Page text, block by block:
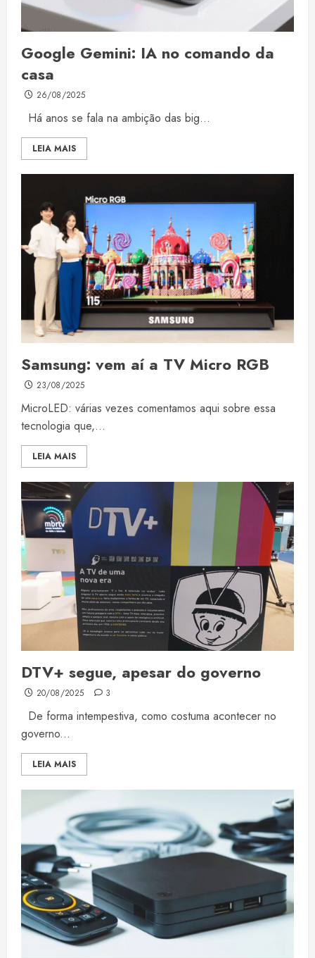
Google Gemini: IA no comando da
casa
26/08/2025
Há anos se fala na ambição das big...
LEIA MAIS
Samsung: vem aí a TV Micro RGB
23/08/2025
MicroLED: várias vezes comentamos aqui sobre essa
tecnologia que,...
LEIA MAIS
DTV+ segue, apesar do governo
20/08/2025 3
De forma intempestiva, como costuma acontecer no
governo...
LEIA MAIS